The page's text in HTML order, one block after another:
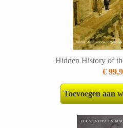
Hidden History of
€
Toevoegen aan